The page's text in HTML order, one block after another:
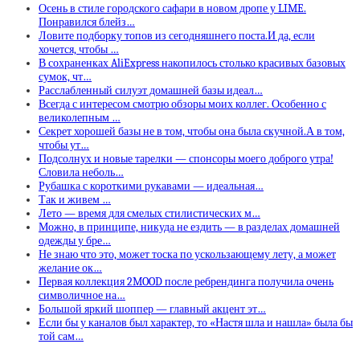
Осень в стиле городского сафари в новом дропе у LIME.
Понравился блейз…
Ловите подборку топов из сегодняшнего поста.И да, если
хочется, чтобы …
В сохраненках AliExpress накопилось столько красивых базовых
сумок, чт…
Расслабленный силуэт домашней базы идеал…
Всегда с интересом смотрю обзоры моих коллег. Особенно с
великолепным …
Секрет хорошей базы не в том, чтобы она была скучной.А в том,
чтобы ут…
Подсолнух и новые тарелки — спонсоры моего доброго утра!
Словила неболь…
Рубашка с короткими рукавами — идеальная…
Так и живем …
Лето — время для смелых стилистических м…
Можно, в принципе, никуда не ездить — в разделах домашней
одежды у бре…
Не знаю что это, может тоска по ускользающему лету, а может
желание ок…
Первая коллекция 2MOOD после ребрендинга получила очень
символичное на…
Большой яркий шоппер — главный акцент эт…
Если бы у каналов был характер, то «Настя шла и нашла» была бы
той сам…